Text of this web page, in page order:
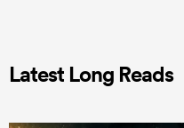
Latest Long Reads